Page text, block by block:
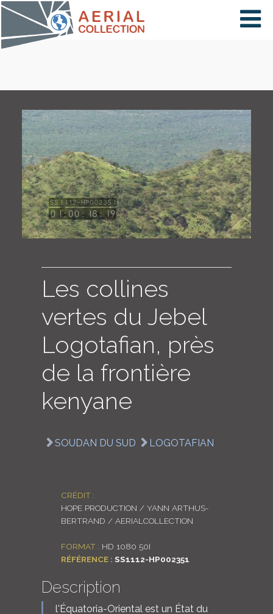
×
PAYS
CARTE
COLLECTIONS
ENGLISH
Les collines
vertes du Jebel
Logotafian, près
de la frontière
kenyane
SOUDAN DU SUD LOGOTAFIAN
CRÉDIT :
HOPE PRODUCTION / YANN ARTHUS-
BERTRAND / AERIALCOLLECTION
FORMAT : HD 1080 50I
RÉFÉRENCE : SS1112-HP002351
Description
l'Équatoria-Oriental est un État du